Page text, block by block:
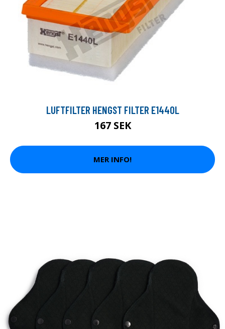
LUFTFILTER HENGST FILTER E1440L
167 SEK
MER INFO!